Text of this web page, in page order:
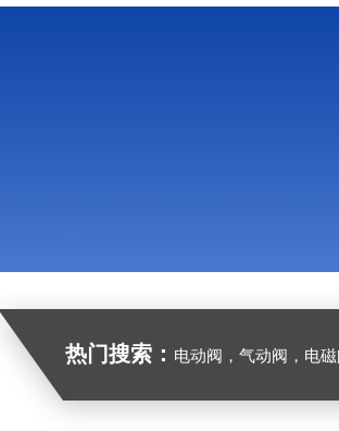
热门搜索： 电动阀，气动阀，电磁